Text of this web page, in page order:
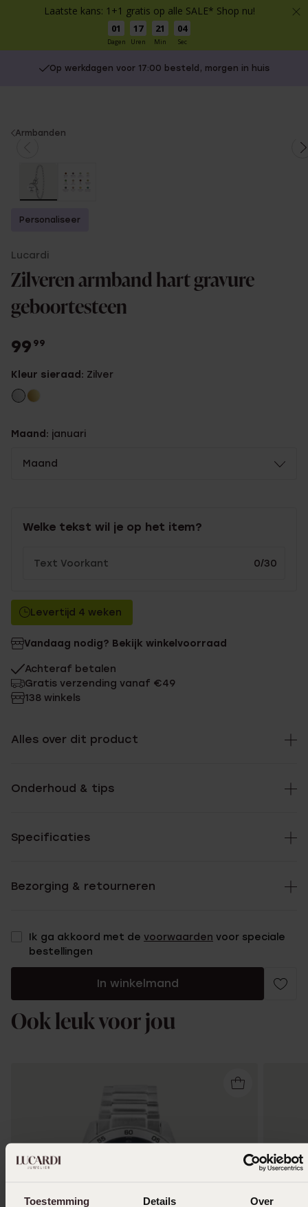
Laatste kans: 1+1 gratis op alle SALE* Shop nu!
01
Dagen
17
Uren
21
Min
04
Sec
Toestemming Details Over
Op werkdagen voor 17:00 besteld, morgen in huis
You
here:
Armbanden
Personaliseer
Lucardi
Zilveren armband hart gravure
geboortesteen
99 99
Kleur sieraad: Zilver
Maand: januari
Maand
Welke tekst wil je op het item?
0/30
Levertijd 4 weken
Vandaag nodig? Bekijk winkelvoorraad
Achteraf betalen
Gratis verzending vanaf €49
138 winkels
Alles over dit product
Onderhoud & tips
Specificaties
Bezorging & retourneren
Ik ga akkoord met de voorwaarden voor speciale
bestellingen
In winkelmand
Ook leuk voor jou